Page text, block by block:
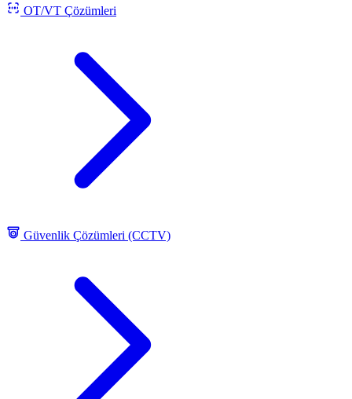
OT/VT Çözümleri
Güvenlik Çözümleri (CCTV)